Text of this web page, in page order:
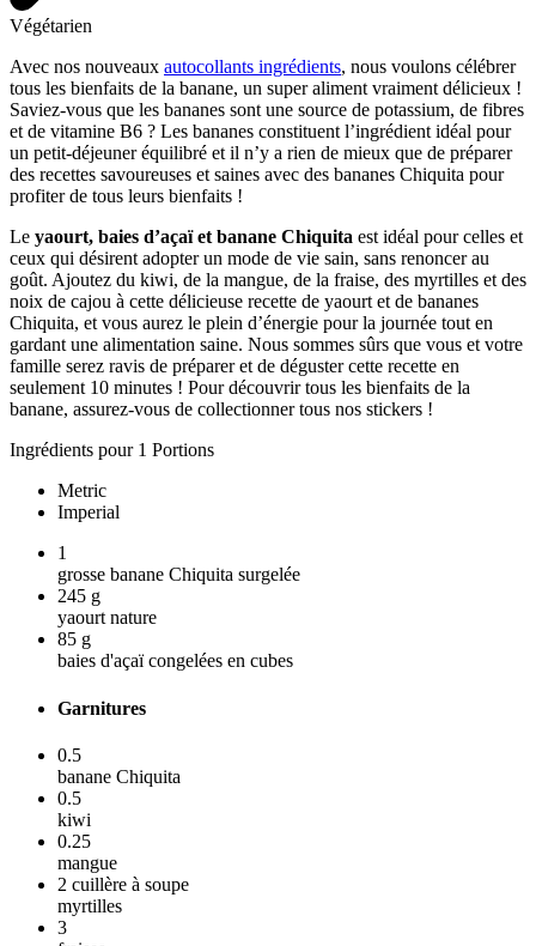
Végétarien
Avec nos nouveaux autocollants ingrédients, nous voulons célébrer
tous les bienfaits de la banane, un super aliment vraiment délicieux !
Saviez-vous que les bananes sont une source de potassium, de fibres
et de vitamine B6 ? Les bananes constituent l’ingrédient idéal pour
un petit-déjeuner équilibré et il n’y a rien de mieux que de préparer
des recettes savoureuses et saines avec des bananes Chiquita pour
profiter de tous leurs bienfaits !
Le yaourt, baies d’açaï et banane Chiquita est idéal pour celles et
ceux qui désirent adopter un mode de vie sain, sans renoncer au
goût. Ajoutez du kiwi, de la mangue, de la fraise, des myrtilles et des
noix de cajou à cette délicieuse recette de yaourt et de bananes
Chiquita, et vous aurez le plein d’énergie pour la journée tout en
gardant une alimentation saine. Nous sommes sûrs que vous et votre
famille serez ravis de préparer et de déguster cette recette en
seulement 10 minutes ! Pour découvrir tous les bienfaits de la
banane, assurez-vous de collectionner tous nos stickers !
Ingrédients pour 1 Portions
Metric
Imperial
1
grosse banane Chiquita surgelée
245 g
yaourt nature
85 g
baies d'açaï congelées en cubes
Garnitures
0.5
banane Chiquita
0.5
kiwi
0.25
mangue
2 cuillère à soupe
myrtilles
3